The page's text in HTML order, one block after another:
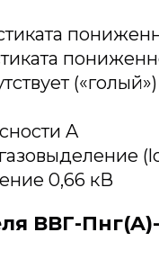
(«голый»)
A
0,66 кВ
ВВГ-